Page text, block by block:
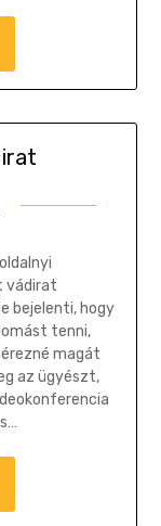
Géza
vádirat
bejelenti, hogy
tenni,
magát
az ügyészt,